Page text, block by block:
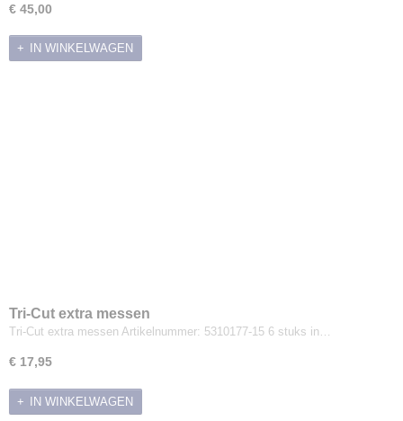
€ 45,00
IN WINKELWAGEN
Tri-Cut extra messen
Tri-Cut extra messen Artikelnummer: 5310177-15 6 stuks in…
€ 17,95
IN WINKELWAGEN